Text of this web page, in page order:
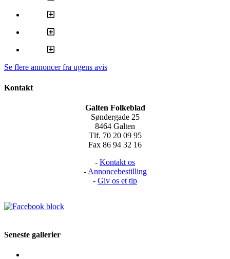
Se flere annoncer fra ugens avis
Kontakt
Galten Folkeblad
Søndergade 25
8464 Galten
Tlf. 70 20 09 95
Fax 86 94 32 16
- Kontakt os
- Annoncebestilling
- Giv os et tip
Seneste gallerier